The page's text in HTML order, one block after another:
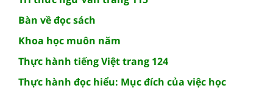
Bàn về đọc sách
Khoa học muôn năm
Thực hành tiếng Việt trang 124
Thực hành đọc hiểu: Mục đích của việc học